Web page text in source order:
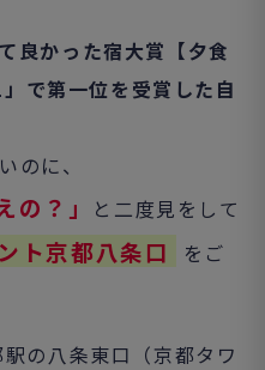
良かった宿大賞【夕食
で第一位を受賞した自
のに、
？」
と二度見をして
ト京都八条口
をご
の八条東口（京都タワ